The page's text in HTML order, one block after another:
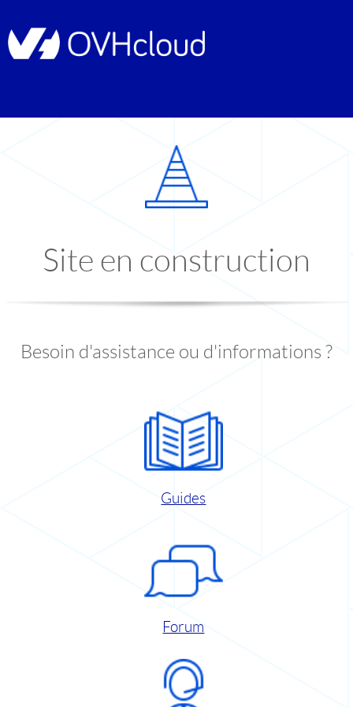
Site en construction
Besoin d'assistance ou d'informations ?
Guides
Forum